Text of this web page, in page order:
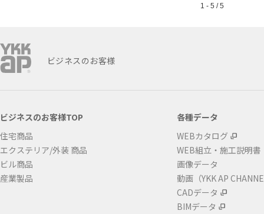
1 - 5 / 5
ビジネスのお客様
ビジネスのお客様TOP
住宅商品
エクステリア/外装 商品
ビル商品
産業製品
各種データ
WEBカタログ
WEB組立・施工説明書
画像データ
動画（YKK AP
CADデータ
BIMデータ